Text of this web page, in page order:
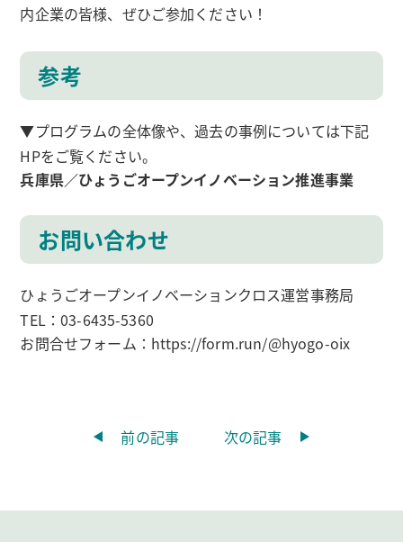
内企業の皆様、ぜひご参加ください！
参考
▼プログラムの全体像や、過去の事例については下記
HPをご覧ください。
兵庫県／ひょうごオープンイノベーション推進事業
お問い合わせ
ひょうごオープンイノベーションクロス運営事務局
TEL：03-6435-5360
お問合せフォーム：https://form.run/@hyogo-oix
前の記事 次の記事